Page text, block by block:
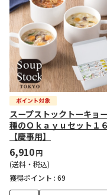
スープストックトーキョ
種のＯｋａｙｕセット１
【慶事用】
6,910円
(送料・税込)
獲得ポイント : 69